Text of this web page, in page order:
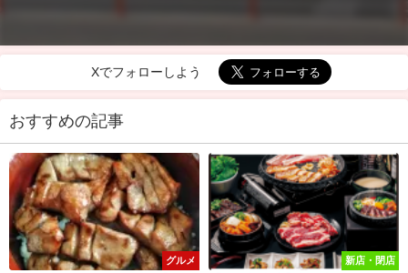
Xでフォローしよう
おすすめの記事
グルメ 新店・閉店